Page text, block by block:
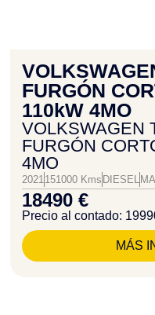
FURGÓN
110kW 4MO
VOLKSWAGEN
FURGÓN
4MO
2021151000 Kms DIESEL
18490 €
Precio al contado:
MÁS